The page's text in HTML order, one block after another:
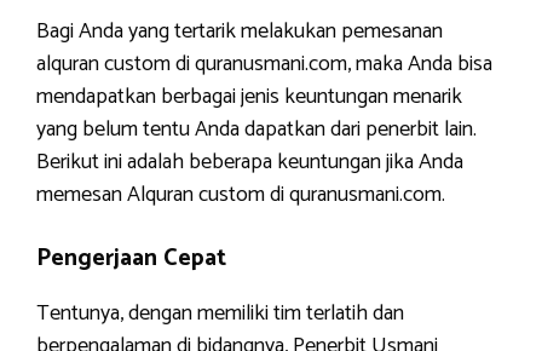
Bagi Anda yang tertarik melakukan pemesanan
alquran custom di quranusmani.com, maka Anda bisa
mendapatkan berbagai jenis keuntungan menarik
yang belum tentu Anda dapatkan dari penerbit lain.
Berikut ini adalah beberapa keuntungan jika Anda
memesan Alquran custom di quranusmani.com.
Pengerjaan Cepat
Tentunya, dengan memiliki tim terlatih dan